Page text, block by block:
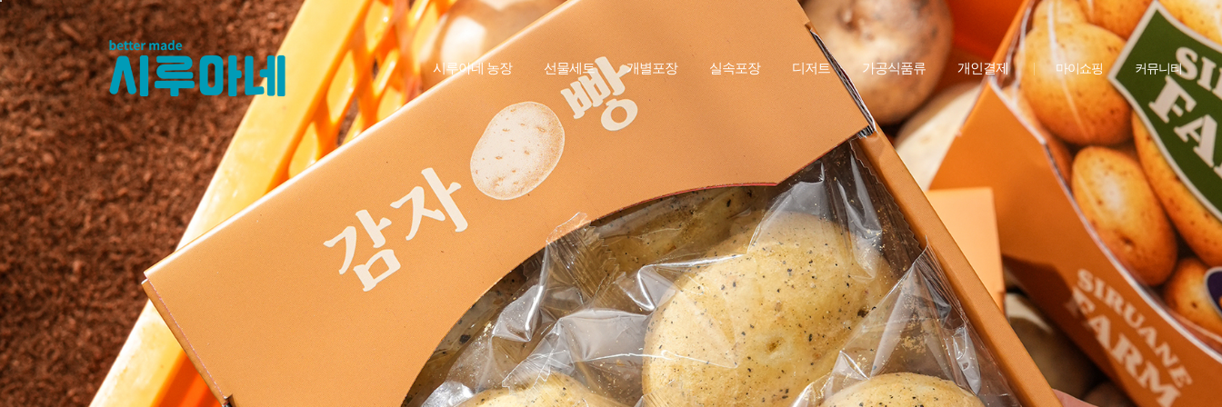
시루아네 농장 선물세트 개별포장 실속포장 디저트 가공식품류 개인결제 마이쇼핑 커뮤니티